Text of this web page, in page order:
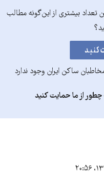
تعداد بیشتری از این‌گونه مطالب
ساکن ایران وجود ندارد
از ما حمایت کنید